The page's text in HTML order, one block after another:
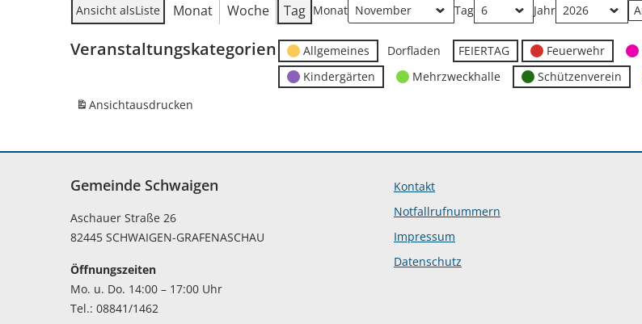
Ansicht alsListe Monat Woche Tag Monat Tag Jahr
Veranstaltungskategorien Allgemeines Dorfladen FEIERTAG Feuerwehr
Kindergärten
Mehrzweckhalle Schützenverein
Ansichtausdrucken
Gemeinde Schwaigen
Aschauer Straße 26
82445 SCHWAIGEN-GRAFENASCHAU
Öffnungszeiten
Mo. u. Do. 14:00 – 17:00 Uhr
Tel.: 08841/1462
Kontakt
Notfallrufnummern
Impressum
Datenschutz